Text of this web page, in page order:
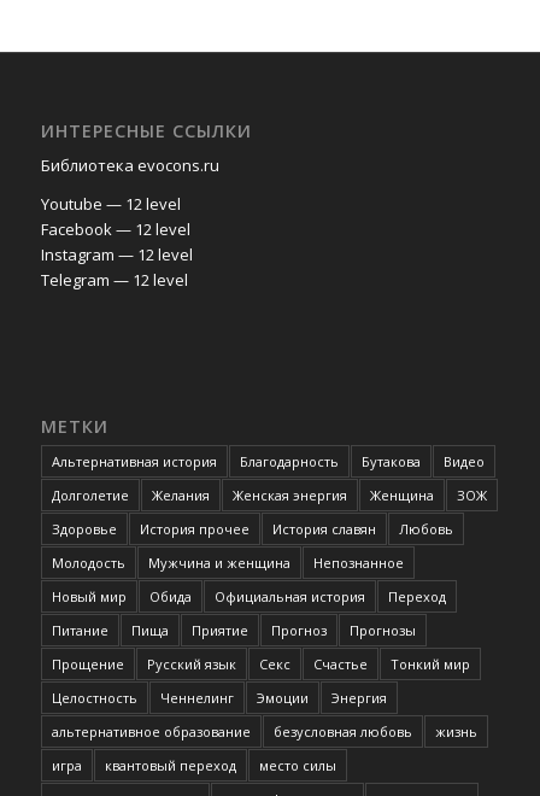
ИНТЕРЕСНЫЕ ССЫЛКИ
Библиотека evocons.ru
Youtube — 12 level
Facebook — 12 level
Instagram — 12 level
Telegram — 12 level
МЕТКИ
Альтернативная история Благодарность Бутакова
Видео
Долголетие
Желания Женская энергия Женщина
ЗОЖ
Здоровье
История прочее История славян
Любовь
Молодость
Мужчина и женщина
Непознанное
Новый мир
Обида Официальная история
Переход
Питание
Пища Приятие Прогноз
Прогнозы
Прощение
Русский язык Секс Счастье
Тонкий мир
Целостность
Ченнелинг Эмоции
Энергия
альтернативное образование
безусловная любовь
жизнь
игра
квантовый переход
место силы